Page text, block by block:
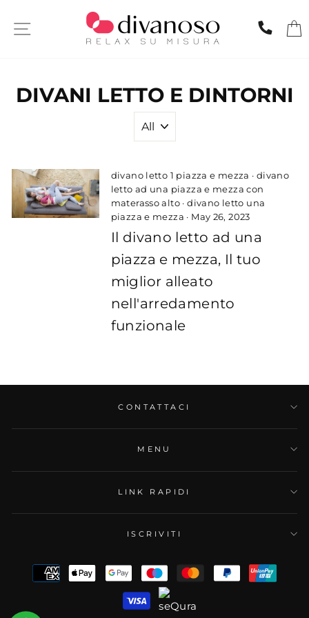
SITE NAVIGATION
DIVANI LETTO E DINTORNI
divano letto 1 piazza e mezza · divano
letto ad una piazza e mezza con
materasso alto ·divano letto una
piazza e mezza · May 26, 2023
Il divano letto ad una
piazza e mezza, Il tuo
miglior alleato
nell'arredamento
funzionale
CONTATTACI
MENU
LINK RAPIDI
ISCRIVITI